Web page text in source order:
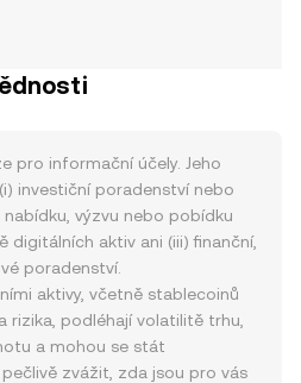
pro informační účely. Jeho
investiční poradenství nebo
výzvu nebo pobídku
digitálních aktiv ani (iii) finanční,
poradenství.
aktivy, včetně stablecoinů
rizika, podléhají volatilitě trhu,
a mohou se stát
zvážit, zda jsou pro vás